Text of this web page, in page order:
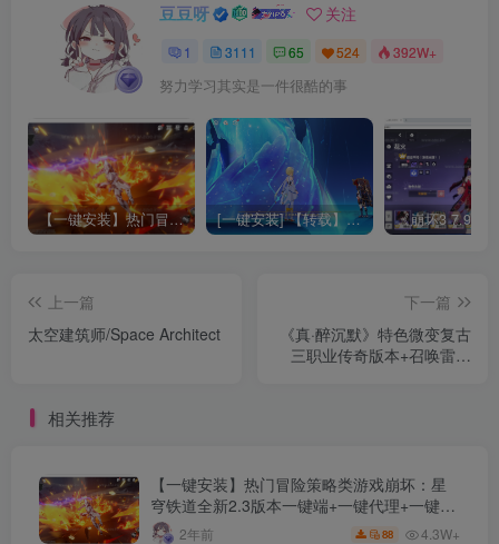
豆豆呀 关注
1 3111 65 524 392W+
努力学习其实是一件很酷的事
【一键安装】热门冒险策略类游戏崩坏：星穹铁道全新2.3版本一键端+一键代理+一键启动+免虚拟机 [一键安装] 【转载】原神3.4真端服务端+源码+配套客户端+详尽说明+GM工具+源码说明文件
上一篇
太空建筑师/Space Architect
下一篇
《真·醉沉默》特色微变复古
三职业传奇版本+召唤雷龙
相关推荐
【一键安装】热门冒险策略类游戏崩坏：星
穹铁道全新2.3版本一键端+一键代理+一键启
动+免虚拟机
2年前 88 4.3W+